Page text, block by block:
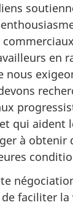
en
nous
qui aident
à obtenir
faciliter la